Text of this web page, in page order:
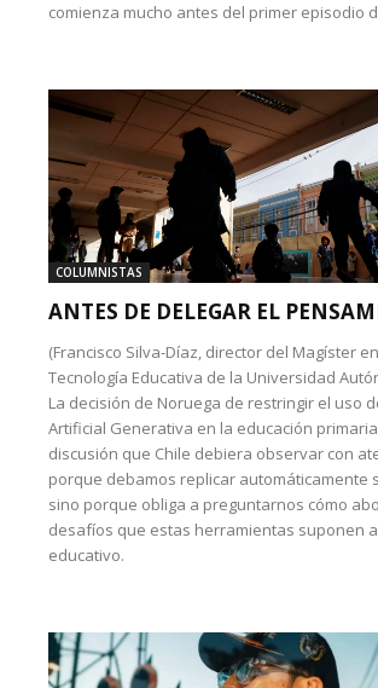
comienza mucho antes del primer episodio
COLUMNISTAS
ANTES DE DELEGAR EL
(Francisco Silva-Díaz, director del Magíster
Tecnología Educativa de la Universidad
La decisión de Noruega de restringir el uso
Artificial Generativa en la educación
discusión que Chile debiera observar con
porque debamos replicar automáticamente
sino porque obliga a preguntarnos cómo
desafíos que estas herramientas suponen
educativo.